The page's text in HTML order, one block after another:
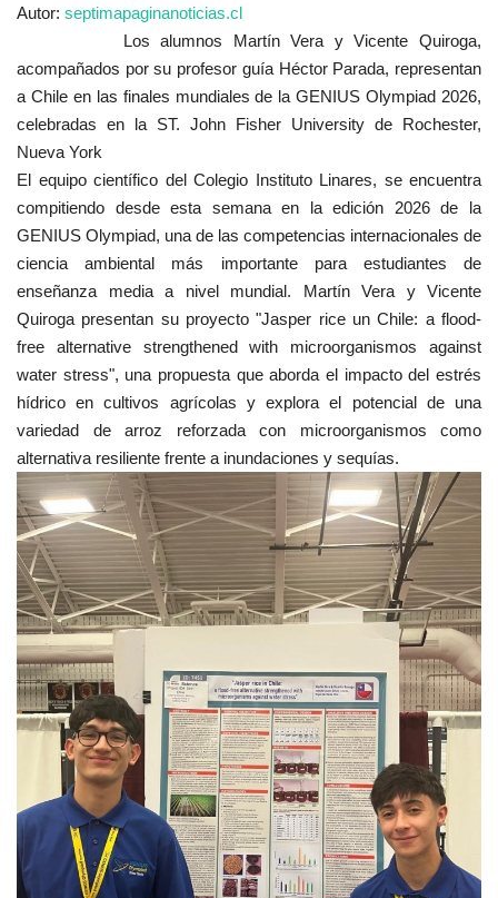
Autor: septimapaginanoticias.cl
Los alumnos Martín Vera y Vicente Quiroga,
acompañados por su profesor guía Héctor Parada, representan
a Chile en las finales mundiales de la GENIUS Olympiad 2026,
celebradas en la ST. John Fisher University de Rochester,
Nueva York
El equipo científico del Colegio Instituto Linares, se encuentra
compitiendo desde esta semana en la edición 2026 de la
GENIUS Olympiad, una de las competencias internacionales de
ciencia ambiental más importante para estudiantes de
enseñanza media a nivel mundial. Martín Vera y Vicente
Quiroga presentan su proyecto "Jasper rice un Chile: a flood-
free alternative strengthened with microorganismos against
water stress", una propuesta que aborda el impacto del estrés
hídrico en cultivos agrícolas y explora el potencial de una
variedad de arroz reforzada con microorganismos como
alternativa resiliente frente a inundaciones y sequías.